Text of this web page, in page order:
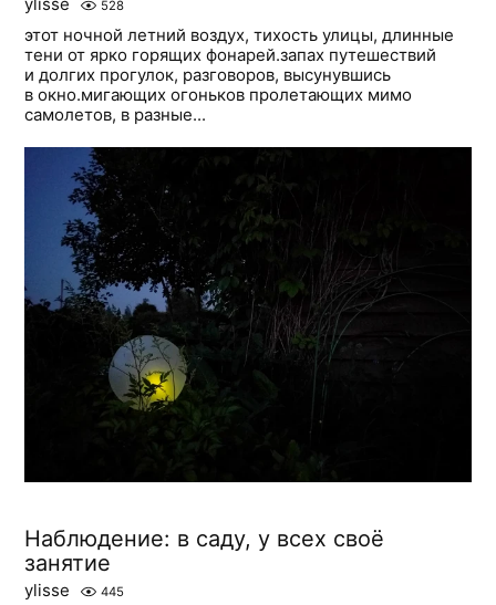
528
этот ночной летний воздух, тихость улицы, длинные
тени от ярко горящих фонарей.запах путешествий
и долгих прогулок, разговоров, высунувшись
в окно.мигающих огоньков пролетающих мимо
самолетов, в разные...
Наблюдение: в саду, у всех своё
занятие
ylisse 445